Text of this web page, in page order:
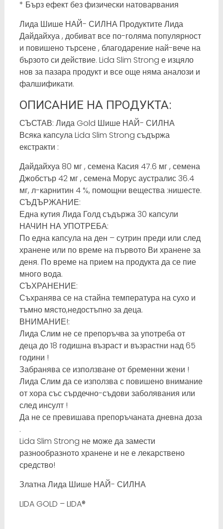
* Бърз ефект без физически натоварвания
Лида Шише НАЙ- СИЛНА Продуктите Лида
Дайдайхуа , добиват все по-голяма популярност
и повишено търсене , благодарение най-вече на
бързото си действие. Lida Slim Strong е изцяло
нов за пазара продукт и все още няма аналози и
фалшификати.
ОПИСАНИЕ НА ПРОДУКТА:
СЪСТАВ: Лида Gold Шише НАЙ- СИЛНА
Всяка капсула Lida Slim Strong съдържа
екстракти :
Дайдайхуа 80 мг , семена Касия 47.6 мг , семена
Джобстър 42 мг , семена Морус аустралис 36.4
мг, л-карнитин 4 %, помощни вещества :нишесте.
СЪДЪРЖАНИЕ:
Една кутия Лида Голд съдържа 30 капсули
НАЧИН НА УПОТРЕБА:
По една капсула на ден – сутрин преди или след
хранене или по време на първото Ви хранене за
деня. По време на прием на продукта да се пие
много вода.
СЪХРАНЕНИЕ:
Съхранява се на стайна температура на сухо и
тъмно място,недостъпно за деца.
ВНИМАНИЕ!:
Лида Слим не се препоръчва за употреба от
деца до 18 годишна възраст и възрастни над 65
години !
Забранява се използване от бременни жени !
Лида Слим да се използва с повишено внимание
от хора със сърдечно-съдови заболявания или
след инсулт !
Да не се превишава препоръчаната дневна доза
.
Lida Slim Strong не може да замести
разнообразното хранене и не е лекарствено
средство!
Златна Лида Шише НАЙ- СИЛНА
LIDA GOLD – LIDA®